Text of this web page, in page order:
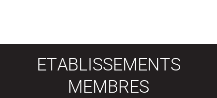
ETABLISSEMENTS
MEMBRES